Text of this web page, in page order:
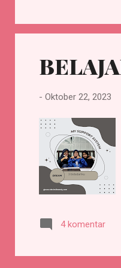
- Oktober 22, 2023
4 komentar